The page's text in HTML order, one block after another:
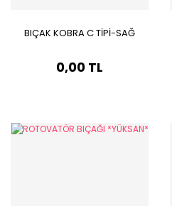
BIÇAK KOBRA C TİPİ-SAĞ
0,00 TL